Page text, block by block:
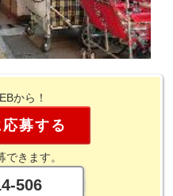
から！
募する
きます。
506